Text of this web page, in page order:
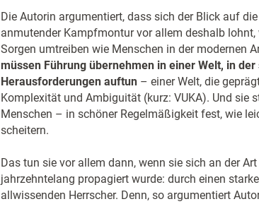
Die Autorin argumentiert, dass sich der Blick auf
anmutender Kampfmontur vor allem deshalb
Sorgen umtreiben wie Menschen in der modernen
müssen Führung übernehmen in einer Welt, in
Herausforderungen auftun – einer Welt, die
Komplexität und Ambiguität (kurz: VUKA). Und sie
Menschen – in schöner Regelmäßigkeit fest, wie
scheitern.
Das tun sie vor allem dann, wenn sie sich an der
jahrzehntelang propagiert wurde: durch einen
allwissenden Herrscher. Denn, so argumentiert